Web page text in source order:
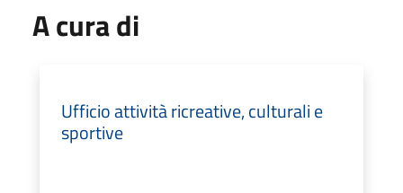
A cura di
Ufficio attività ricreative, culturali e
sportive